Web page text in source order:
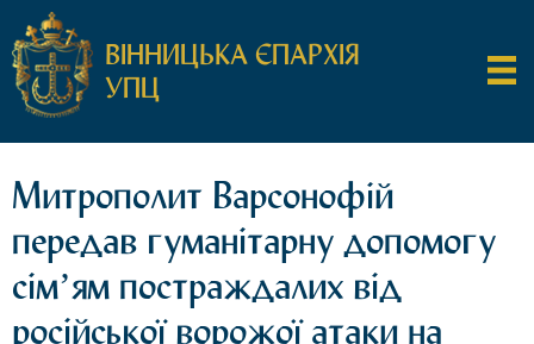
ВІННИЦЬКА ЄПАРХІЯ
УПЦ
Митрополит Варсонофій
передав гуманітарну допомогу
сімʼям постраждалих від
російської ворожої атаки на